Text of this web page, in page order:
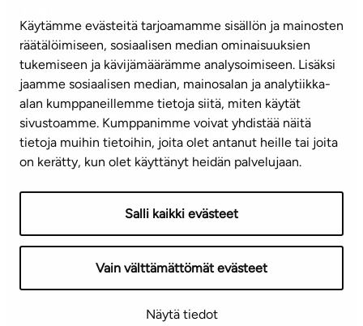
Käytämme evästeitä tarjoamamme sisällön ja mainosten
räätälöimiseen, sosiaalisen median ominaisuuksien
tukemiseen ja kävijämäärämme analysoimiseen. Lisäksi
jaamme sosiaalisen median, mainosalan ja analytiikka-
alan kumppaneillemme tietoja siitä, miten käytät
sivustoamme. Kumppanimme voivat yhdistää näitä
tietoja muihin tietoihin, joita olet antanut heille tai joita
on kerätty, kun olet käyttänyt heidän palvelujaan.
Salli kaikki evästeet
Vain välttämättömät evästeet
Näytä tiedot
info@ta.fi
Tilaa uutiskirje
Mediapankki
TietosuojaselosteSaavutettavuusseloste